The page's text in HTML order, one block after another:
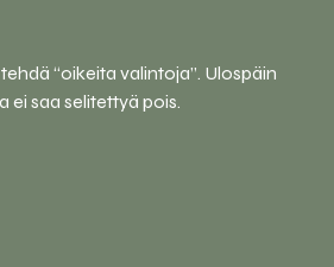
“oikeita valintoja”. Ulospäin
ei saa selitettyä pois.